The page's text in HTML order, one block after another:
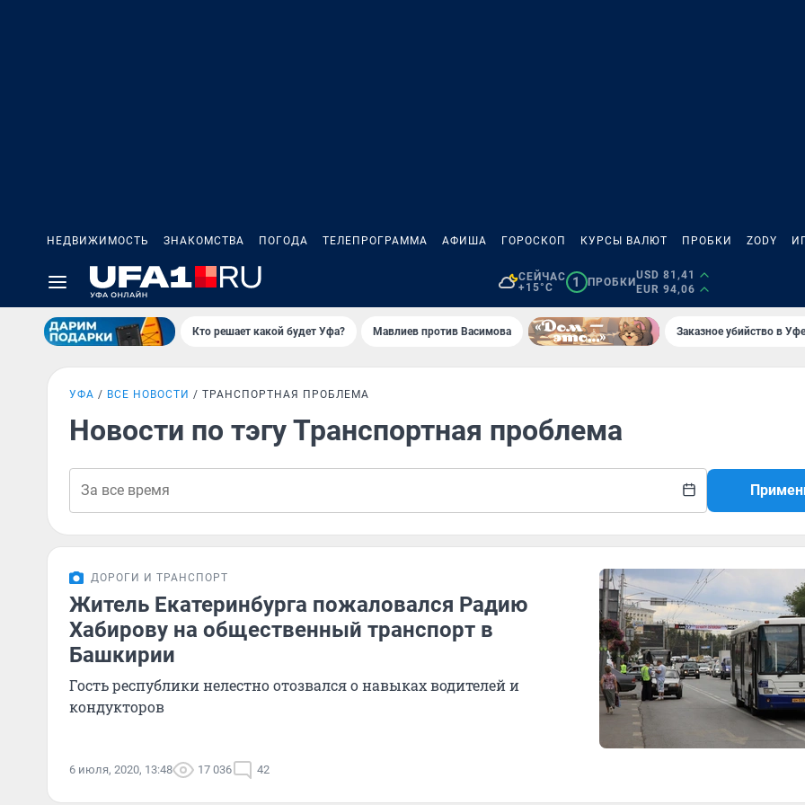
НЕДВИЖИМОСТЬ ЗНАКОМСТВА ПОГОДА ТЕЛЕПРОГРАММА АФИША ГОРОСКОП КУРСЫ ВАЛЮТ ПРОБКИ ZODY
СЕЙЧАС
+15°C
1 ПРОБКИ
USD 81,41
EUR 94,06
Кто решает какой будет Уфа? Мавлиев против Васимова Заказное убийство в
УФА ВСЕ НОВОСТИ ТРАНСПОРТНАЯ ПРОБЛЕМА
Новости по тэгу Транспортная проблема
ДОРОГИ И ТРАНСПОРТ
Житель Екатеринбурга пожаловался Радию
Хабирову на общественный транспорт в
Башкирии
Гость республики нелестно отозвался о навыках водителей и
кондукторов
6 июля, 2020, 13:48 17 036 42